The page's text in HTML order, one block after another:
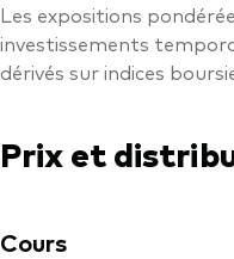
Les expositions
investissements
dérivés sur indices
Prix et
Cours